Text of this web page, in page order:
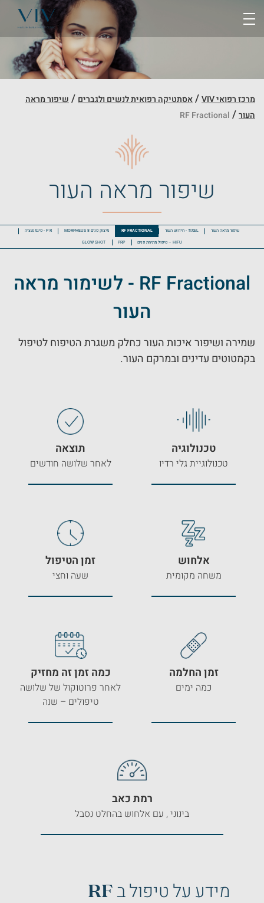
content
מרכז רפואי VIV /אסתטיקה רפואית לנשים ולגברים / שיפור מראה
העור/
RF Fractional
שיפור מראה העור
שיפור מראה העור TIXEL - חידוש העור RF FRACTIONAL מיצוק פנים MORPHEUS 8
P R - פיגמנטציה
HIFU – טיפול מתיחת פנים
PRP
GLOW SHOT
RF Fractional - לשימור מראה
העור
שמירה ושיפור איכות העור כחלק משגרת הטיפוח לטיפול
בקמטוטים עדינים ובמרקם העור.
טכנולוגיה
טכנולוגיית גלי רדיו
תוצאה
לאחר שלושה חודשים
אלחוש
משחה מקומית
זמן הטיפול
שעה וחצי
זמן החלמה
כמה ימים
כמה זמן זה מחזיק
לאחר פרוטוקול של שלושה
טיפולים – שנה
רמת כאב
בינוני , עם אלחוש בהחלט נסבל
מידע על טיפול ב RF